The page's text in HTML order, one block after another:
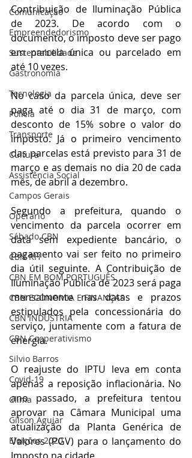
Comunicação
Empreendedorismo
Sustentabilidade
Gastronomia
Tecnologia
Polícia
Transporte
Cultura
Assistência Social
Campos Gerais
Operário
Sábado CBN
CBN RH
CBN EM BOM PORTUGUÊS
CBN ECONOMIA E FINANÇAS
CBN INDÚSTRIA
CBN Cooperativismo
Silvio Barros
Covid-19
Clima
Gilson Aguiar
Eleições 2020
Contribuição de Iluminação Pública
de 2023. De acordo com o
documento, o imposto deve ser pago
em parcela única ou parcelado em
até 10 vezes.
No caso da parcela única, deve ser
paga até o dia 31 de março, com
desconto de 15% sobre o valor do
imposto. Já o primeiro vencimento
das parcelas está previsto para 31 de
março e as demais no dia 20 de cada
mês, de abril a dezembro.
Segundo a prefeitura, quando o
vencimento da parcela ocorrer em
data sem expediente bancário, o
pagamento vai ser feito no primeiro
dia útil seguinte. A Contribuição de
Iluminação Pública de 2023 será paga
mensalmente nas datas e prazos
estipulados pela concessionária do
serviço, juntamente com a fatura de
energia.
O reajuste do IPTU leva em conta
apenas a reposição inflacionária. No
ano passado, a prefeitura tentou
aprovar na Câmara Municipal uma
atualização da Planta Genérica de
Valores (PGV) para o lançamento do